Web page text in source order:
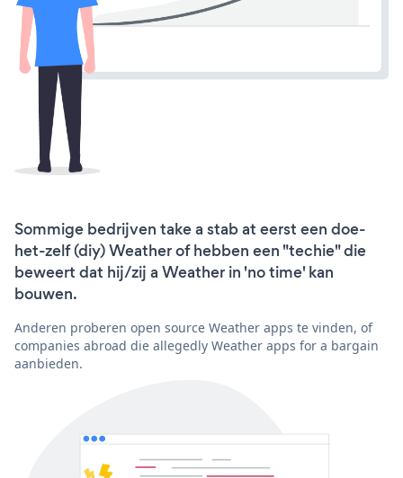
Sommige bedrijven take a stab at eerst een doe-
het-zelf (diy) Weather of hebben een "techie" die
beweert dat hij/zij a Weather in 'no time' kan
bouwen.
Anderen proberen open source Weather apps te vinden, of
companies abroad die allegedly Weather apps for a bargain
aanbieden.